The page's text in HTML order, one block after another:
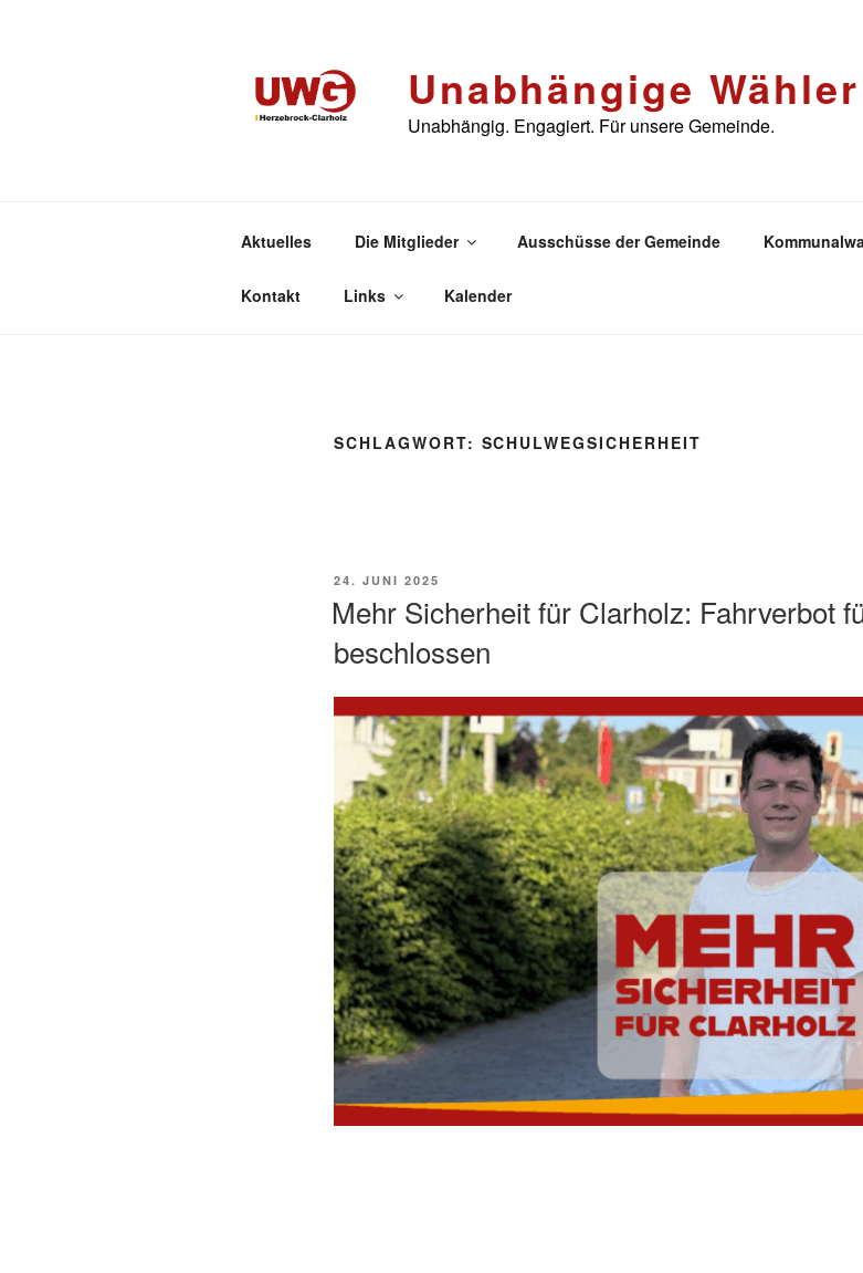
Unabhängige
Unabhängig. Engagiert. Für unsere Gemeinde.
Aktuelles Die Mitglieder Ausschüsse der Gemeinde
Kontakt Links Kalender
SCHLAGWORT: SCHULWEGSICHERHEIT
VERÖFFENTLICHT
24. JUNI 2025
Mehr Sicherheit für Clarholz: Fahrverbot
beschlossen